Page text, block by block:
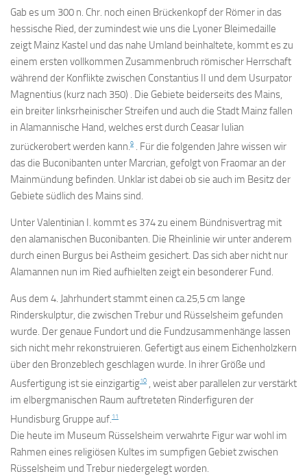
Gab es um 300 n. Chr. noch einen Brückenkopf der Römer in das
hessische Ried, der zumindest wie uns die Lyoner Bleimedaille
zeigt Mainz Kastel und das nahe Umland beinhaltete, kommt es zu
einem ersten vollkommen Zusammenbruch römischer Herrschaft
während der Konflikte zwischen Constantius II und dem Usurpator
Magnentius (kurz nach 350) . Die Gebiete beiderseits des Mains,
ein breiter linksrheinischer Streifen und auch die Stadt Mainz fallen
in Alamannische Hand, welches erst durch Ceasar Iulian
zurückerobert werden kann.9 . Für die folgenden Jahre wissen wir
das die Buconibanten unter Marcrian, gefolgt von Fraomar an der
Mainmündung befinden. Unklar ist dabei ob sie auch im Besitz der
Gebiete südlich des Mains sind.
Unter Valentinian I. kommt es 374 zu einem Bündnisvertrag mit
den alamanischen Buconibanten. Die Rheinlinie wir unter anderem
durch einen Burgus bei Astheim gesichert. Das sich aber nicht nur
Alamannen nun im Ried aufhielten zeigt ein besonderer Fund.
Aus dem 4. Jahrhundert stammt einen ca.25,5 cm lange
Rinderskulptur, die zwischen Trebur und Rüsselsheim gefunden
wurde. Der genaue Fundort und die Fundzusammenhänge lassen
sich nicht mehr rekonstruieren. Gefertigt aus einem Eichenholzkern
über den Bronzeblech geschlagen wurde. In ihrer Größe und
Ausfertigung ist sie einzigartig10 , weist aber parallelen zur verstärkt
im elbergmanischen Raum auftreteten Rinderfiguren der
Hundisburg Gruppe auf.11
Die heute im Museum Rüsselsheim verwahrte Figur war wohl im
Rahmen eines religiösen Kultes im sumpfigen Gebiet zwischen
Rüsselsheim und Trebur niedergelegt worden.